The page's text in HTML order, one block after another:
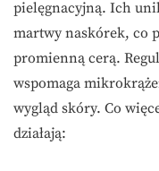
pielęgnacyjną. Ich
martwy naskórek, co
promienną cerą.
wspomaga
wygląd skóry. Co
działają: